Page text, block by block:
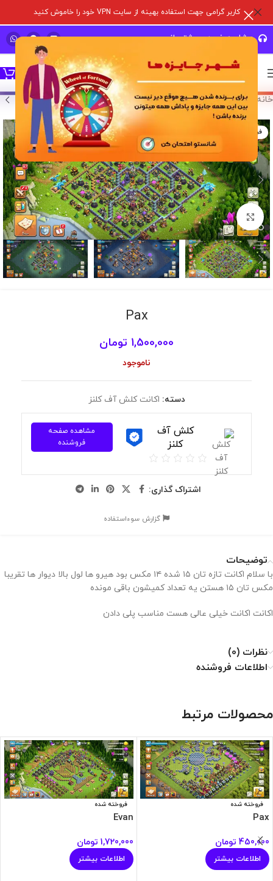
کاربر گرامی جهت استفاده بهینه از سایت VPN خود را خاموش کنید
مشاوره خرید و پشتیبانی سریع
خانه خرید اکانت بازی/اکانت کلش آف کلنز
فروخته شده
برای بزرگنمایی کلیک کنید
Pax
1,500,000 تومان
ناموجود
دسته: اکانت کلش آف کلنز
کلش آف
کلنز
مشاهده صفحه
فروشنده
اشتراک گذاری:
گزارش سوءاستفاده
توضیحات
با سلام اکانت تازه تان ۱۵ شده ۱۴ مکس بود هیرو ها لول بالا دیوار ها تقریبا
مکس تان ۱۵ هستن یه تعداد کمیشون باقی مونده
اکانت اکانت خیلی عالی هست مناسب پلی دادن
نظرات (0)
اطلاعات فروشنده
محصولات مرتبط
فروخته شده
Pax
450,000 تومان
اطلاعات بیشتر
فروخته شده
Evan
1,720,000 تومان
اطلاعات بیشتر